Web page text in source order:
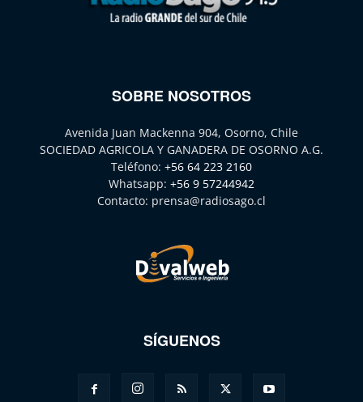
SOBRE NOSOTROS
Avenida Juan Mackenna 904, Osorno, Chile
SOCIEDAD AGRICOLA Y GANADERA DE OSORNO A.G.
Teléfono: +56 64 223 2160
Whatsapp: +56 9 57244942
Contacto: prensa@radiosago.cl
SÍGUENOS